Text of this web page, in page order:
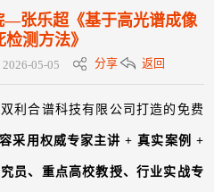
—张乐超《基于高光谱成像
检测方法》
05-05 分享 返回
利合谱科技有限公司打造的免费
采用权威专家主讲 + 真实案例 +
员、重点高校教授、行业实战专